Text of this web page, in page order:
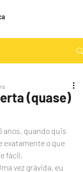
(quase)
exatamente o que
fácil,
vez grávida, eu